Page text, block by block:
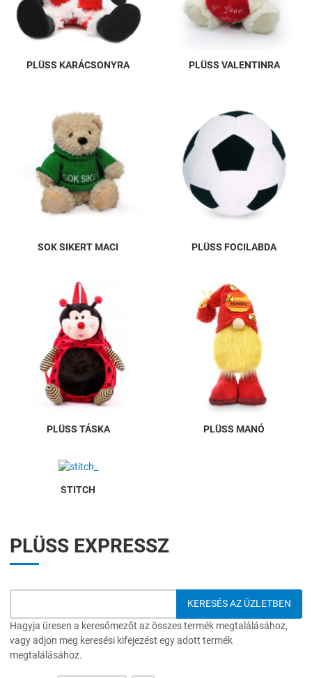
PLÜSS KARÁCSONYRA PLÜSS VALENTINRA
SOK SIKERT MACI PLÜSS FOCILABDA
PLÜSS TÁSKA PLÜSS MANÓ
STITCH
PLÜSS EXPRESSZ
Hagyja üresen a keresőmezőt az összes termék megtalálásához,
vagy adjon meg keresési kifejezést egy adott termék
megtalálásához.